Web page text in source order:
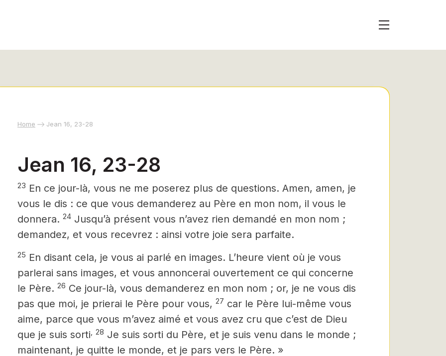
Home Jean 16, 23-28
Jean 16, 23-28
23 En ce jour-là, vous ne me poserez plus de questions. Amen, amen, je
vous le dis : ce que vous demanderez au Père en mon nom, il vous le
donnera. 24 Jusqu’à présent vous n’avez rien demandé en mon nom ;
demandez, et vous recevrez : ainsi votre joie sera parfaite.
25 En disant cela, je vous ai parlé en images. L’heure vient où je vous
parlerai sans images, et vous annoncerai ouvertement ce qui concerne
le Père. 26 Ce jour-là, vous demanderez en mon nom ; or, je ne vous dis
pas que moi, je prierai le Père pour vous, 27 car le Père lui-même vous
aime, parce que vous m’avez aimé et vous avez cru que c’est de Dieu
que je suis sorti 28 Je suis sorti du Père, et je suis venu dans le monde ;
maintenant, je quitte le monde, et je pars vers le Père. »